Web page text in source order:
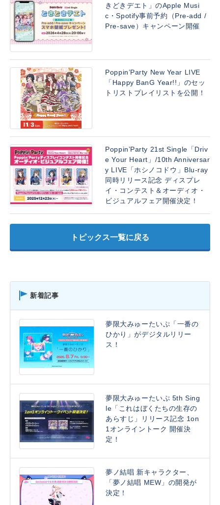
きどきデエト」のApple Musi
c・Spotify事前予約（Pre-add /
Pre-save）キャンペーン開催
Poppin’Party New Year LIVE
「Happy BanG Year!!」のセッ
トリストプレイリストを公開！
Poppin’Party 21st Single「Driv
e Your Heart」/10th Anniversar
y LIVE「ホシノコドウ」Blu-ray
同時リリース記念 ディスプレ
イ・コンテスト＆オーディオ・
ビジュアルフェア開催決定！
トピックス一覧に戻る
新着記事
夢限大みゅーたいぷ「一番の
ひかり」がデジタルリリー
ス！
夢限大みゅーたいぷ 5th Sing
le「これはぼくたちの生存の
あらすじ」リリース記念 1on
1オンライントーク 開催決
定！
夢ノ結唱 新キャラクター、
「夢ノ結唱 MEW」の開発が
決定！